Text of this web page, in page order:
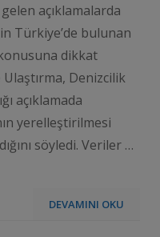
açıklamalarda
Türkiye’de bulunan
dikkat
Denizcilik
açıklamada
yerelleştirilmesi
söyledi. Veriler …
DEVAMINI OKU